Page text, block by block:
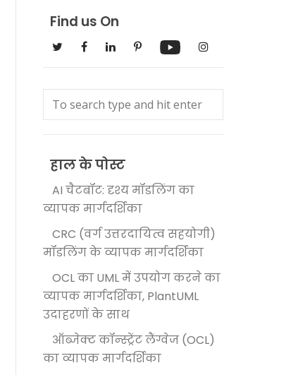
Find us On
हाल के पोस्ट
AI चैटबॉट: दृश्य मॉडलिंग का
व्यापक मार्गदर्शिका
CRC (वर्ग उत्तरदायित्व सहयोगी)
मॉडलिंग के व्यापक मार्गदर्शिका
OCL का UML में उपयोग करने का
व्यापक मार्गदर्शिका, PlantUML
उदाहरणों के साथ
ऑब्जेक्ट कॉन्स्ट्रेंट लैंग्वेज (OCL)
का व्यापक मार्गदर्शिका